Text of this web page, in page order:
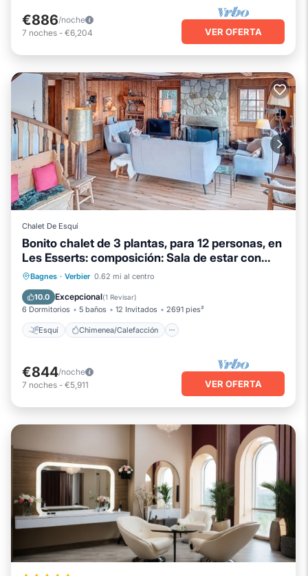
€886/noche
7 noches - €6,204 VER OFERTA
Chalet De Esquí
Bonito chalet de 3 plantas, para 12 personas, en
Les Esserts: composición: Sala de estar con
chimenea,
Bagnes · Verbier 0.62 mi al centro
10.0 Excepcional(1 Revisar)
6 Dormitorios 5 baños 12 Invitados 2691 pies²
Esquí Chimenea/Calefacción
Esquí
Chimenea/Calefacción
Balcón/Terraza
€844/noche
7 noches - €5,911 VER OFERTA